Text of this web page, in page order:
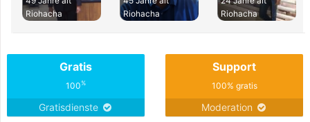
Riohacha
Riohacha
Riohacha
Gratis
100%
Gratisdienste
Support
100% gratis
Moderation